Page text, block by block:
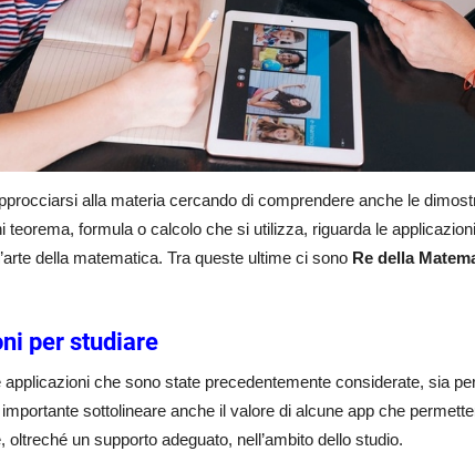
alla materia cercando di comprendere anche le
teorema, formula o calcolo che si utilizza, riguarda le
della matematica. Tra queste ultime ci sono Re della
per studiare
applicazioni che sono state precedentemente considerate, sia
importante sottolineare anche il valore di alcune app che
oltreché un supporto adeguato, nell’ambito dello studio.